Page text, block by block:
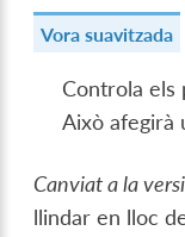
Vora suavitzada
Controla els
Això afegirà
Canviat a la
llindar en lloc